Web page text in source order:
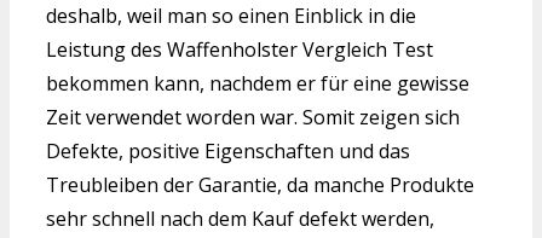
deshalb, weil man so einen Einblick in die
Leistung des Waffenholster Vergleich Test
bekommen kann, nachdem er für eine gewisse
Zeit verwendet worden war. Somit zeigen sich
Defekte, positive Eigenschaften und das
Treubleiben der Garantie, da manche Produkte
sehr schnell nach dem Kauf defekt werden,